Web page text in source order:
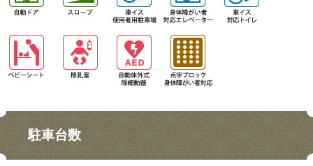
駐車台数